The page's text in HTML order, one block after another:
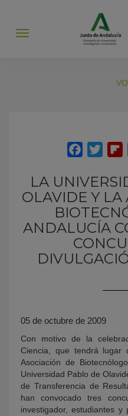
Abrir
LA
OLAVIDE Y LA
ANDALUCÍA
05 de octubre de 2009
Con motivo de la
Ciencia, que tendrá
Asociación de
Universidad Pablo de
de Transferencia de
han convocado tres
investigador, estudiantes